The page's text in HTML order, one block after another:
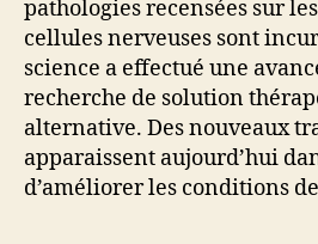
pathologies recensées sur
cellules nerveuses sont
science a effectué une
recherche de solution
alternative. Des nouveaux
apparaissent aujourd’hui
d’améliorer les conditions